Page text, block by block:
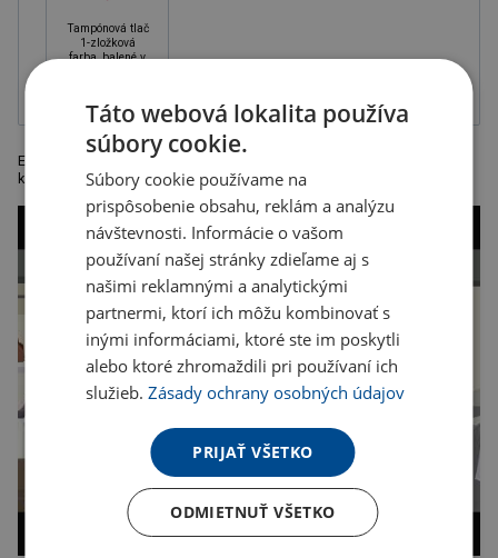
Tampónová tlač
1-zložková
farba, balené v
Elegantná skladacia golfová sada z dreva, s drevenými doplnkami,
kompaktná súprava pre kancelársky golf, rozmer 32 x 14,5 x 5 cm
Táto webová lokalita používa
súbory cookie.
Súbory cookie používame na
prispôsobenie obsahu, reklám a analýzu
návštevnosti. Informácie o vašom
používaní našej stránky zdieľame aj s
našimi reklamnými a analytickými
partnermi, ktorí ich môžu kombinovať s
inými informáciami, ktoré ste im poskytli
alebo ktoré zhromaždili pri používaní ich
služieb.Zásady ochrany osobných údajov
PRIJAŤ VŠETKO
ODMIETNUŤ VŠETKO